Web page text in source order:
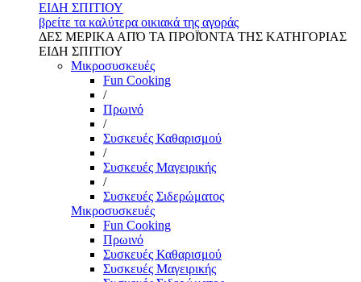
ΕΙΔΗ ΣΠΙΤΙΟΥ
βρείτε τα καλύτερα οικιακά της αγοράς
ΔΕΣ ΜΕΡΙΚΑ ΑΠΌ ΤΑ ΠΡΟΪΌΝΤΑ ΤΗΣ ΚΑΤΗΓΟΡΙΑΣ
ΕΙΔΗ ΣΠΙΤΙΟΥ
Μικροσυσκευές
Fun Cooking
/
Πρωινό
/
Συσκευές Καθαρισμού
/
Συσκευές Μαγειρικής
/
Συσκευές Σιδερώματος
Μικροσυσκευές
Fun Cooking
Πρωινό
Συσκευές Καθαρισμού
Συσκευές Μαγειρικής